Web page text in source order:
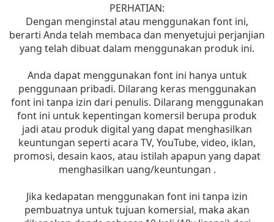
PERHATIAN:
Dengan menginstal atau menggunakan font ini,
berarti Anda telah membaca dan menyetujui perjanjian
yang telah dibuat dalam menggunakan produk ini.
Anda dapat menggunakan font ini hanya untuk
penggunaan pribadi. Dilarang keras menggunakan
font ini tanpa izin dari penulis. Dilarang menggunakan
font ini untuk kepentingan komersil berupa produk
jadi atau produk digital yang dapat menghasilkan
keuntungan seperti acara TV, YouTube, video, iklan,
promosi, desain kaos, atau istilah apapun yang dapat
menghasilkan uang/keuntungan .
Jika kedapatan menggunakan font ini tanpa izin
pembuatnya untuk tujuan komersial, maka akan